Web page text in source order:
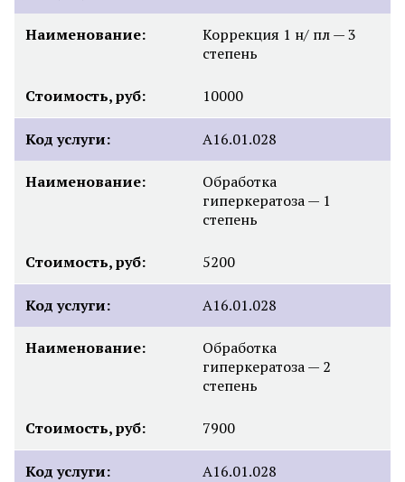
Наименование:
Коррекция 1 н/ пл — 3
степень
Стоимость, руб: 10000
Код услуги: А16.01.028
Наименование:
Обработка
гиперкератоза — 1
степень
Стоимость, руб: 5200
Код услуги: А16.01.028
Наименование:
Обработка
гиперкератоза — 2
степень
Стоимость, руб: 7900
Код услуги: А16.01.028